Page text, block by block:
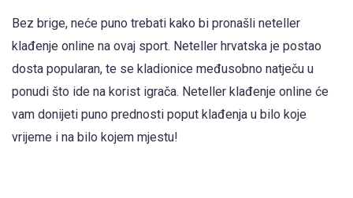
Bez brige, neće puno trebati kako bi pronašli neteller
klađenje online na ovaj sport. Neteller hrvatska je postao
dosta popularan, te se kladionice međusobno natječu u
ponudi što ide na korist igrača. Neteller klađenje online će
vam donijeti puno prednosti poput klađenja u bilo koje
vrijeme i na bilo kojem mjestu!